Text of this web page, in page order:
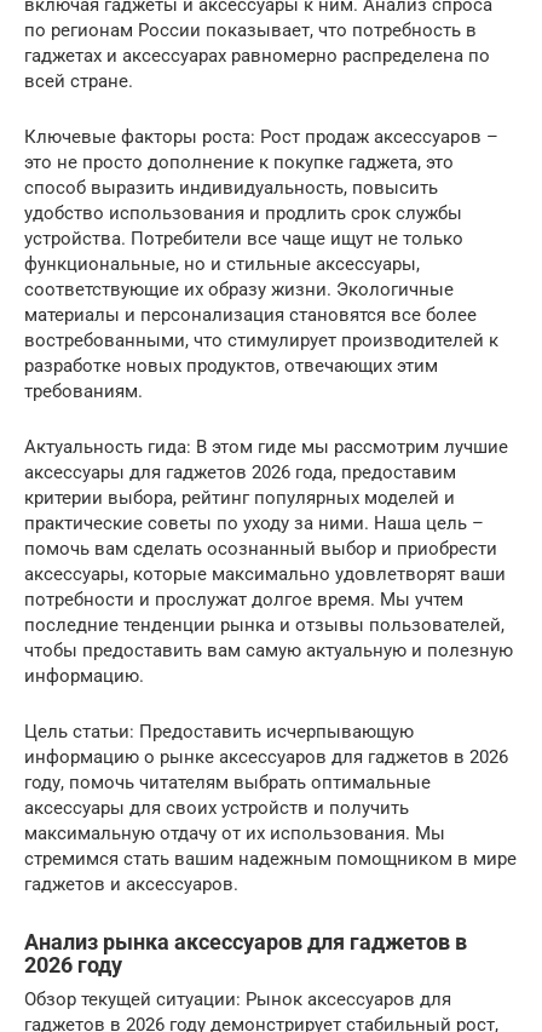
включая гаджеты и аксессуары к ним. Анализ спроса
по регионам России показывает, что потребность в
гаджетах и аксессуарах равномерно распределена по
всей стране.
Ключевые факторы роста: Рост продаж аксессуаров –
это не просто дополнение к покупке гаджета, это
способ выразить индивидуальность, повысить
удобство использования и продлить срок службы
устройства. Потребители все чаще ищут не только
функциональные, но и стильные аксессуары,
соответствующие их образу жизни. Экологичные
материалы и персонализация становятся все более
востребованными, что стимулирует производителей к
разработке новых продуктов, отвечающих этим
требованиям.
Актуальность гида: В этом гиде мы рассмотрим лучшие
аксессуары для гаджетов 2026 года, предоставим
критерии выбора, рейтинг популярных моделей и
практические советы по уходу за ними. Наша цель –
помочь вам сделать осознанный выбор и приобрести
аксессуары, которые максимально удовлетворят ваши
потребности и прослужат долгое время. Мы учтем
последние тенденции рынка и отзывы пользователей,
чтобы предоставить вам самую актуальную и полезную
информацию.
Цель статьи: Предоставить исчерпывающую
информацию о рынке аксессуаров для гаджетов в 2026
году, помочь читателям выбрать оптимальные
аксессуары для своих устройств и получить
максимальную отдачу от их использования. Мы
стремимся стать вашим надежным помощником в мире
гаджетов и аксессуаров.
Анализ рынка аксессуаров для гаджетов в
2026 году
Обзор текущей ситуации: Рынок аксессуаров для
гаджетов в 2026 году демонстрирует стабильный рост,